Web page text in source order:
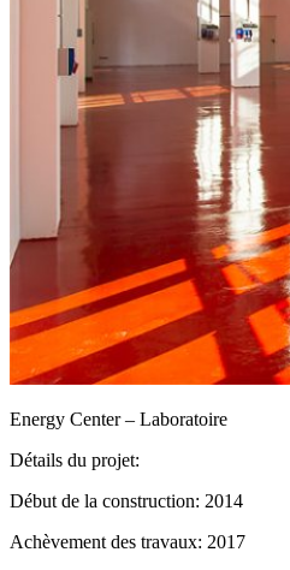
Energy Center – Laboratoire
Détails du projet:
Début de la construction: 2014
Achèvement des travaux: 2017